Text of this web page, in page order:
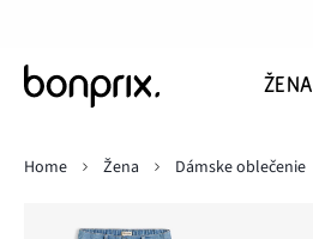
ŽENA
Home
Žena Dámske oblečenie